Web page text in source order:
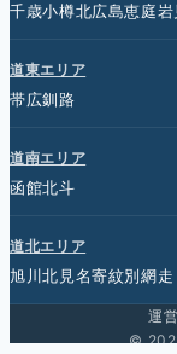
千歳小樽北広島恵庭岩
道東エリア
帯広釧路
道南エリア
函館北斗
道北エリア
旭川北見 名寄紋別網走
運
©